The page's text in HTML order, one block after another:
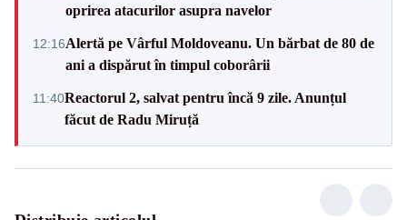
oprirea atacurilor asupra navelor
12:16Alertă pe Vârful Moldoveanu. Un bărbat de 80 de
ani a dispărut în timpul coborârii
11:40Reactorul 2, salvat pentru încă 9 zile. Anunțul
făcut de Radu Miruță